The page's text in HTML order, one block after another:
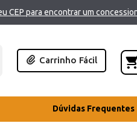
CEP para encontrar um
Carrinho Fácil
Dúvidas Frequentes